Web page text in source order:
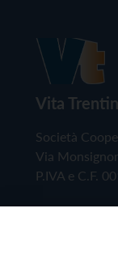
Vita
Società
Via
P.IVA e C.F.